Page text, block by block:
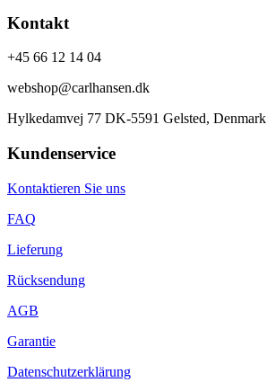
Kontakt
+45 66 12 14 04
webshop@carlhansen.dk
Hylkedamvej 77 DK-5591 Gelsted, Denmark
Kundenservice
Kontaktieren Sie uns
FAQ
Lieferung
Rücksendung
AGB
Garantie
Datenschutzerklärung